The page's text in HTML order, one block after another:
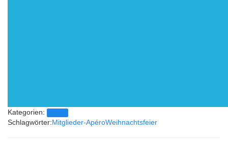
Kategorien:
Schlagwörter:Mitglieder-ApéroWeihnachtsfeier